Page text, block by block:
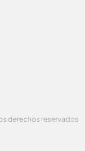
derechos reservados